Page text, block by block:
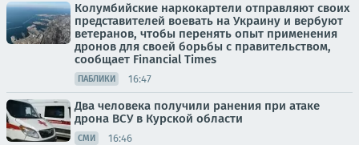
Колумбийские наркокартели отправляют своих
представителей воевать на Украину и вербуют
ветеранов, чтобы перенять опыт применения
дронов для своей борьбы с правительством,
сообщает Financial Times
ПАБЛИКИ 16:47
Два человека получили ранения при атаке
дрона ВСУ в Курской области
СМИ 16:46